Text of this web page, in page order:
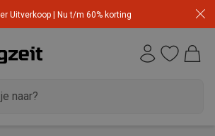
Uitverkoop | Nu t/m 60% korting